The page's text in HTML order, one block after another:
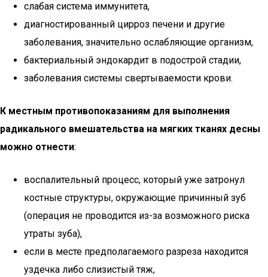
слабая система иммунитета,
диагностированный цирроз печени и другие
заболевания, значительно ослабляющие организм,
бактериальный эндокардит в подострой стадии,
заболевания системы свертываемости крови.
К местным противопоказаниям для выполнения
радикального вмешательства на мягких тканях десны
можно отнести:
воспалительный процесс, который уже затронул
костные структуры, окружающие причинный зуб
(операция не проводится из-за возможного риска
утраты зуба),
если в месте предполагаемого разреза находится
уздечка либо слизистый тяж,